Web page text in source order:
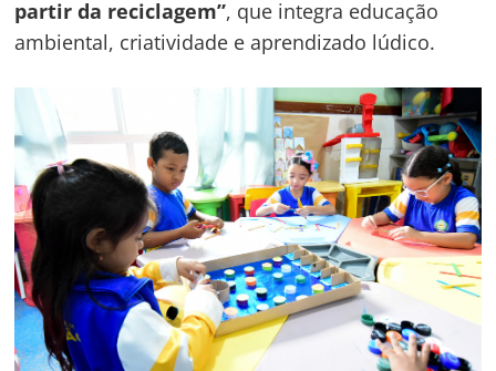
partir da reciclagem”, que integra educação
ambiental, criatividade e aprendizado lúdico.